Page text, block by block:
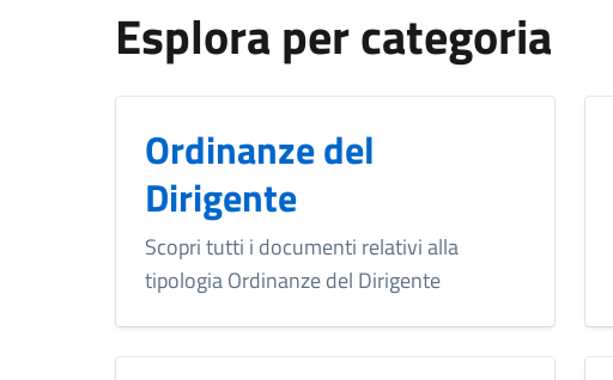
Esplora per categoria
Ordinanze del
Dirigente
Scopri tutti i documenti relativi alla
tipologia Ordinanze del Dirigente